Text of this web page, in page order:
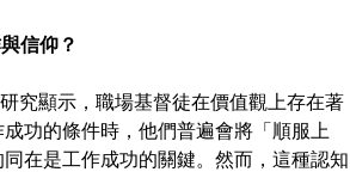
信仰？
究顯示，職場基督徒在價值觀上存在著
功的條件時，他們普遍會將「順服上
在是工作成功的關鍵。然而，這種認知